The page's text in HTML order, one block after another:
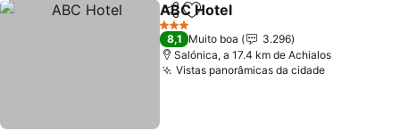
PartilharAdicionar aos favoritos
ABC Hotel
3 Estrelas
8,1 Muito boa
3.296
Salónica, a 17.4 km de Achialos
Vistas panorâmicas da cidade